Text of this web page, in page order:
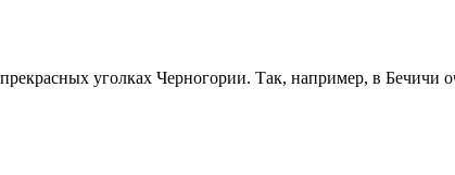
уголках Черногории. Так, например, в Бечичи